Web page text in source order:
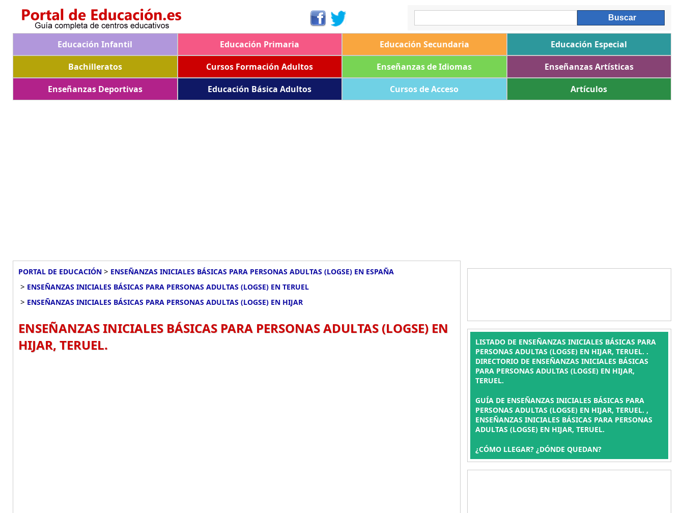
Educación Infantil Educación Primaria Educación Secundaria
Educación Especial
Bachilleratos
Cursos Formación Adultos Enseñanzas de Idiomas
Enseñanzas Artísticas
Enseñanzas Deportivas
Educación Básica Adultos Cursos de Acceso Artículos
PORTAL DE EDUCACIÓN > ENSEÑANZAS INICIALES BÁSICAS PARA PERSONAS ADULTAS (LOGSE) EN ESPAÑA
> ENSEÑANZAS INICIALES BÁSICAS PARA PERSONAS ADULTAS (LOGSE) EN TERUEL
> ENSEÑANZAS INICIALES BÁSICAS PARA PERSONAS ADULTAS (LOGSE) EN HIJAR
ENSEÑANZAS INICIALES BÁSICAS PARA PERSONAS ADULTAS (LOGSE) EN
HIJAR, TERUEL.
LISTADO DE ENSEÑANZAS INICIALES BÁSICAS PARA
PERSONAS ADULTAS (LOGSE) EN HIJAR, TERUEL. .
DIRECTORIO DE ENSEÑANZAS INICIALES BÁSICAS
PARA PERSONAS ADULTAS (LOGSE) EN HIJAR,
TERUEL.
GUÍA DE ENSEÑANZAS INICIALES BÁSICAS PARA
PERSONAS ADULTAS (LOGSE) EN HIJAR, TERUEL. ,
ENSEÑANZAS INICIALES BÁSICAS PARA PERSONAS
ADULTAS (LOGSE) EN HIJAR, TERUEL.
¿CÓMO LLEGAR? ¿DÓNDE QUEDAN?